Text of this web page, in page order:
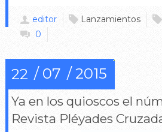
editor Lanzamientos
0
22 07 2015
Ya en los quioscos el
Revista Pléyades